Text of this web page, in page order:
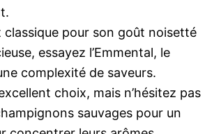
pour son goût noisetté
essayez l’Emmental, le
complexité de saveurs.
choix, mais n’hésitez pas
sauvages pour un